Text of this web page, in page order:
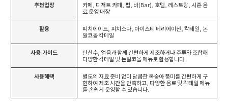
추천업장
카페, 디저트 카페, 펍, 바(Bar), 호텔, 레스토랑, 시즌 음
료 운영 매장
활용
피치에이드, 피치소다, 아이스티 베리에이션, 칵테일, 논
알코올 칵테일
사용 가이드
탄산수, 얼음과 함께 간편하게 제조하거나 주류와 조합해
다양한 칵테일 및 논알코올 메뉴로 활용합니다.
사용혜택
별도의 재료 준비 없이 달콤한 복숭아 풍미를 간편하게 구
현하여 제조 시간을 단축하고, 다양한 음료 및 칵테일 메뉴
를 손쉽게 운영할 수 있습니다.